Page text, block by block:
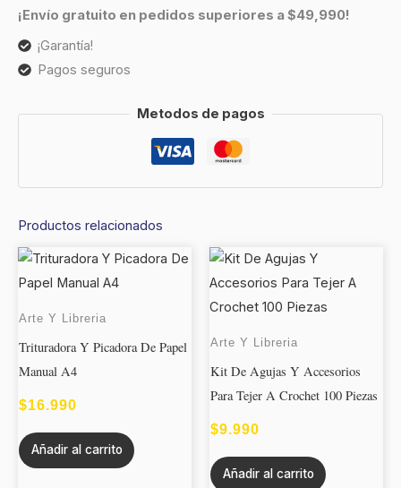
¡Envío gratuito en pedidos superiores a $49,990!
¡Garantía!
Pagos seguros
Metodos de pagos
Productos relacionados
Arte Y Libreria
Trituradora Y Picadora De Papel
Manual A4
$16.990
Añadir al carrito
Arte Y Libreria
Kit De Agujas Y Accesorios
Para Tejer A Crochet 100 Piezas
$9.990
Añadir al carrito